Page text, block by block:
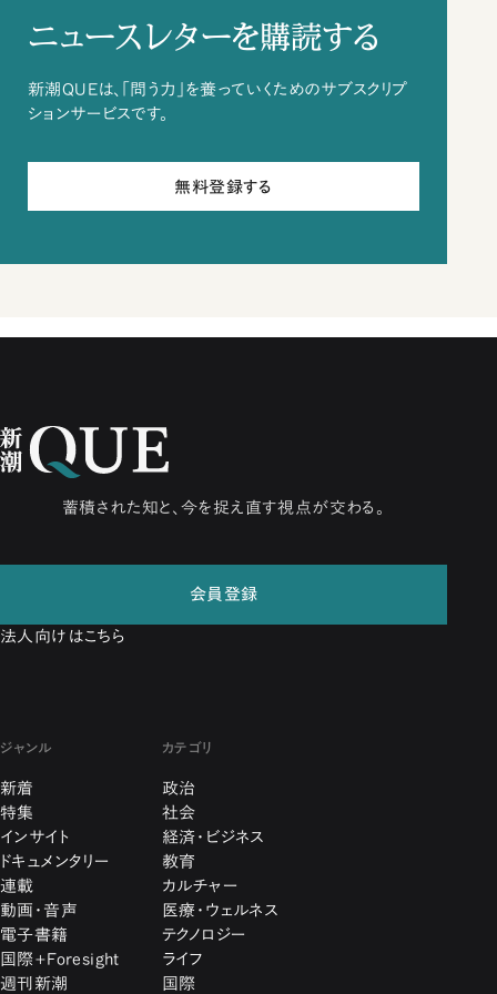
ニュースレターを購読する
新潮QUEは、「問う力」を養っていくためのサブスクリプ
ションサービスです。
無料登録する
蓄積された知と、今を捉え直す視点が交わる。
会員登録
法人向けはこちら
ジャンル
新着
特集
インサイト
ドキュメンタリー
連載
動画・音声
電子書籍
国際+Foresight
週刊新潮
カテゴリ
政治
社会
経済・ビジネス
教育
カルチャー
医療・ウェルネス
テクノロジー
ライフ
国際